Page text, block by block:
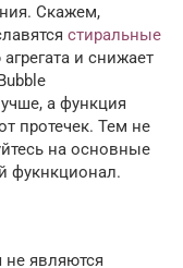
Скажем,
стиральные
и снижает
а функция
протечек. Тем не
на основные
фукнкционал.
являются